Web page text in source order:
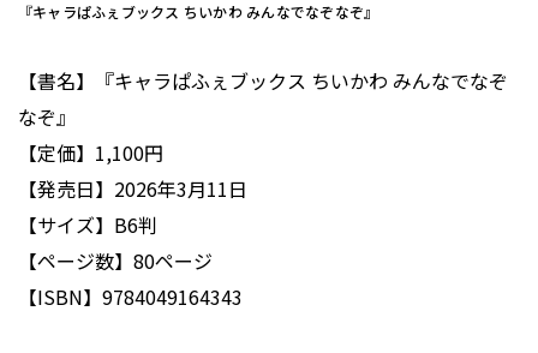
『キャラぱふぇブックス ちいかわ みんなでなぞなぞ』
【書名】『キャラぱふぇブックス ちいかわ みんなでなぞ
なぞ』
【定価】1,100円
【発売日】2026年3月11日
【サイズ】B6判
【ページ数】80ページ
【ISBN】9784049164343